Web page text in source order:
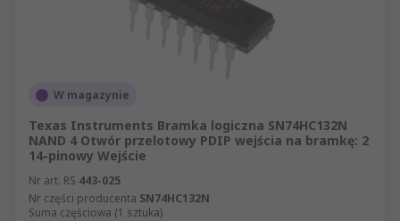
W magazynie
Texas Instruments Bramka logiczna SN74HC132N
NAND 4 Otwór przelotowy PDIP wejścia na bramkę: 2
14-pinowy Wejście
Nr art. RS 443-025
Nr części producenta SN74HC132N
Suma częściowa (1 sztuka)